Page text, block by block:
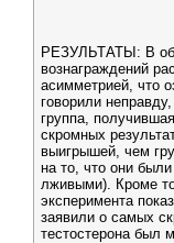
РЕЗУЛЬТАТЫ: В
вознаграждений
асимметрией, что
говорили
группа,
скромных
выигрышей, чем
на то, что они
лживыми). Кроме
эксперимента
заявили о самых
тестостерона был